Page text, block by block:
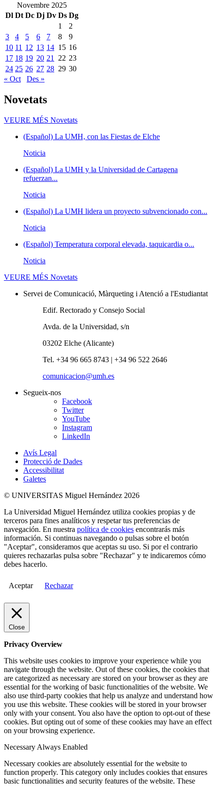
Novembre 2025
Dl Dt Dc Dj Dv Ds Dg
1
2
3
4 5 6 7 8
9
10 11 12 13 14 15 16
17 18 19 20 21 22 23
24 25 26 27 28 29 30
« Oct
Des »
Novetats
VEURE MÉS Novetats
(Español) La UMH, con las Fiestas de Elche
Noticia
(Español) La UMH y la Universidad de Cartagena
refuerzan...
Noticia
(Español) La UMH lidera un proyecto subvencionado con...
Noticia
(Español) Temperatura corporal elevada, taquicardia o...
Noticia
VEURE MÉS Novetats
Servei de Comunicació, Màrqueting i Atenció a l'Estudiantat
Edif. Rectorado y Consejo Social
Avda. de la Universidad, s/n
03202 Elche (Alicante)
Tel. +34 96 665 8743 | +34 96 522 2646
comunicacion@umh.es
Segueix-nos
Facebook
Twitter
YouTube
Instagram
LinkedIn
Avís Legal
Protecció de Dades
Accessibilitat
Galetes
© UNIVERSITAS Miguel Hernández 2026
La Universidad Miguel Hernández utiliza cookies propias y de
terceros para fines analíticos y respetar tus preferencias de
navegación. En nuestra política de cookies encontrarás más
información. Si continuas navegando o pulsas sobre el botón
"Aceptar", consideramos que aceptas su uso. Si por el contrario
quieres rechazarlas pulsa sobre "Rechazar" y te indicaremos cómo
debes hacerlo.
Aceptar Rechazar
Close
Privacy Overview
This website uses cookies to improve your experience while you
navigate through the website. Out of these cookies, the cookies that
are categorized as necessary are stored on your browser as they are
essential for the working of basic functionalities of the website. We
also use third-party cookies that help us analyze and understand how
you use this website. These cookies will be stored in your browser
only with your consent. You also have the option to opt-out of these
cookies. But opting out of some of these cookies may have an effect
on your browsing experience.
Necessary Always Enabled
Necessary cookies are absolutely essential for the website to
function properly. This category only includes cookies that ensures
basic functionalities and security features of the website. These